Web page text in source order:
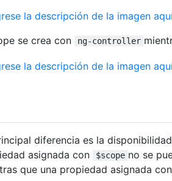
se crea con ng-controller
diferencia es la
asignada con
$scope no se
que una propiedad asignada con